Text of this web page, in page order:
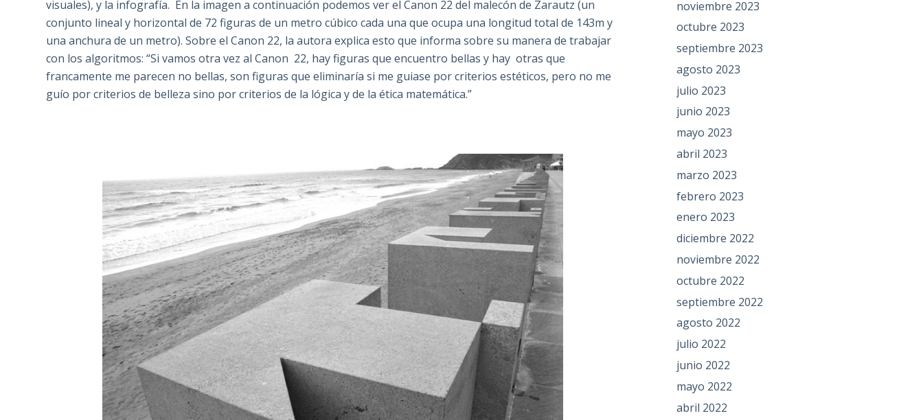
visuales), y la infografía. En la imagen a continuación podemos ver el Canon 22 del malecón de Zarautz (un
conjunto lineal y horizontal de 72 figuras de un metro cúbico cada una que ocupa una longitud total de 143m y
una anchura de un metro). Sobre el Canon 22, la autora explica esto que informa sobre su manera de trabajar
con los algoritmos: “Si vamos otra vez al Canon 22, hay figuras que encuentro bellas y hay otras que
francamente me parecen no bellas, son figuras que eliminaría si me guiase por criterios estéticos, pero no me
guío por criterios de belleza sino por criterios de la lógica y de la ética matemática.”
noviembre 2023
octubre 2023
septiembre 2023
agosto 2023
julio 2023
junio 2023
mayo 2023
abril 2023
marzo 2023
febrero 2023
enero 2023
diciembre 2022
noviembre 2022
octubre 2022
septiembre 2022
agosto 2022
julio 2022
junio 2022
mayo 2022
abril 2022